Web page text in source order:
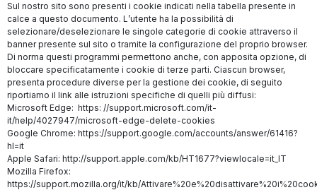
Sul nostro sito sono presenti i cookie indicati nella tabella presente in
calce a questo documento. L’utente ha la possibilità di
selezionare/deselezionare le singole categorie di cookie attraverso il
banner presente sul sito o tramite la configurazione del proprio browser.
Di norma questi programmi permettono anche, con apposita opzione, di
bloccare specificatamente i cookie di terze parti. Ciascun browser,
presenta procedure diverse per la gestione dei cookie, di seguito
riportiamo il link alle istruzioni specifiche di quelli più diffusi:
Microsoft Edge: https: //support.microsoft.com/it-
it/help/4027947/microsoft-edge-delete-cookies
Google Chrome: https://support.google.com/accounts/answer/61416?
hl=it
Apple Safari: http://support.apple.com/kb/HT1677?viewlocale=it_IT
Mozilla Firefox:
https://support.mozilla.org/it/kb/